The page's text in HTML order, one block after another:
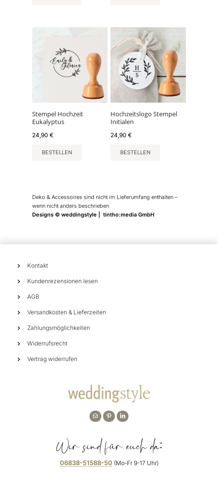
Stempel Hochzeit
Eukalyptus
24,90 €
BESTELLEN
Hochzeitslogo Stempel
Initialen
24,90€
BESTELLEN
Deko & Accessoires sind nicht im Lieferumfang enthalten –
wenn nicht anders beschrieben
Designs © weddingstyle | tintho:media GmbH
Kontakt
Kundenrezensionen lesen
AGB
Versandkosten & Lieferzeiten
Zahlungsmöglichkeiten
Widerrufsrecht
Vertrag widerrufen
Wir sind für euch da:
06838-51588-50 (Mo-Fr 9-17 Uhr)